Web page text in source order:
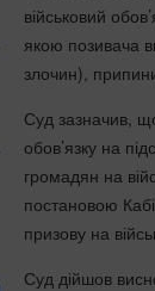
військовий
якою позивача
злочин),
Суд зазначив,
обов’язку на
громадян на
постановою
призову на
Суд дійшов